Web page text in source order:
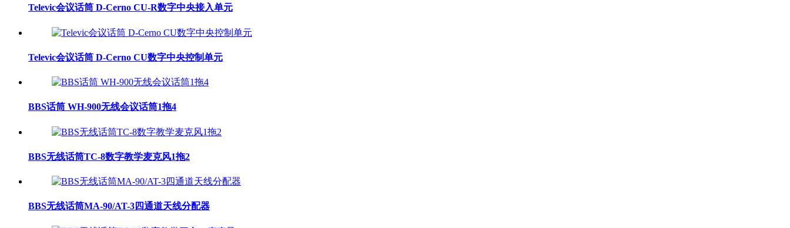
Televic会议话筒 D-Cerno CU-R数字中央接入单元
Televic会议话筒 D-Cerno CU数字中央控制单元
BBS话筒 WH-900无线会议话筒1拖4
BBS无线话筒TC-8数字教学麦克风1拖2
BBS无线话筒MA-90/AT-3四通道天线分配器